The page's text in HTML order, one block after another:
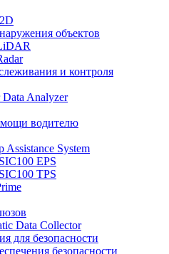
объектов
и контроля
Data Analyzer
водителю
Assistance System
EPS
TPS
Data Collector
для безопасности
безопасности